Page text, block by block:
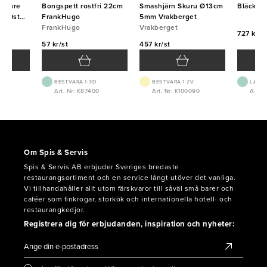
Pure
Bongspett rostfri 22cm
FrankHugo
FrankHugo
57 kr/st
BEST.VARA 1-3D
Art. Nr: K87400
Smashjärn Skuru Ø13cm
5mm Vrakberget
Vrakberget
457 kr/st
BEST.VARA 1-2V
Art. Nr: K100090
727 kr/
Art.
Om Spis & Servis
Spis & Servis AB erbjuder Sveriges bredaste
restaurangsortiment och en service långt utöver det vanliga.
Vi tillhandahåller allt utom färskvaror till såväl små barer och
caféer som finkrogar, storkök och internationella hotell- och
restaurangkedjor.
Registrera dig för erbjudanden, inspiration och nyheter: